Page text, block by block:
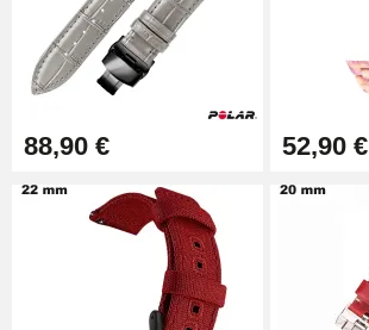
Outil Changement Bracelet
Outil Bracelet Montre pas cher
34,92 €
Kit pour Raccourcir Bracelet
Montre
7,90 €
88,90 € 52,90 €